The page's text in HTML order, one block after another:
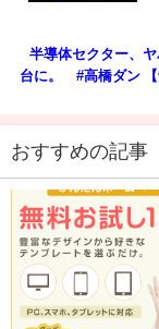
半導体セクター、
台に。 #高橋ダン 【
おすすめの記事